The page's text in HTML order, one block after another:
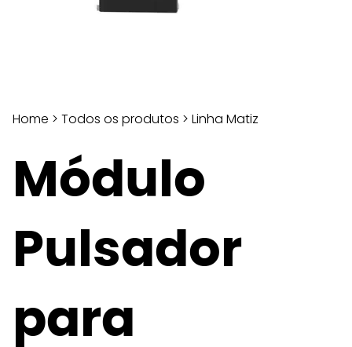
Home > Todos os produtos > Linha Matiz
Módulo
Pulsador
para